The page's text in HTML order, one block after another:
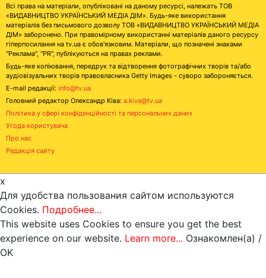
Всі права на матеріали, опубліковані на даному ресурсі, належать ТОВ
«ВИДАВНИЦТВО УКРАЇНСЬКИЙ МЕДІА ДІМ». Будь-яке використання
матеріалів без письмового дозволу ТОВ «ВИДАВНИЦТВО УКРАЇНСЬКИЙ МЕДІА
ДІМ» заборонено. При правомірному використанні матеріалів даного ресурсу
гіперпосилання на tv.ua є обов'язковим. Матеріали, що позначені знаками
"Реклама", "PR", публікуються на правах реклами.
Будь-яке копіювання, передрук та відтворення фотографічних творів та/або
аудіовізуальних творів правовласника Getty Images - суворо забороняється.
E-mail редакції: info@tv.ua
Головний редактор Олександр Ківа: a.kiva@tv.ua
Політика у сфері конфіденційності та персональних даних
Угода користувача
Про нас
Редакція сайту
x
Для удобства пользования сайтом используются
Cookies. Подробнее...
This website uses Cookies to ensure you get the best
experience on our website. Learn more... Ознакомлен(а) /
OK